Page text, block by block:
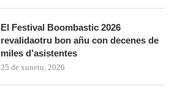
El Festival Boombastic 2026
revalidaotru bon añu con decenes de
miles d’asistentes
25 de xunetu, 2026